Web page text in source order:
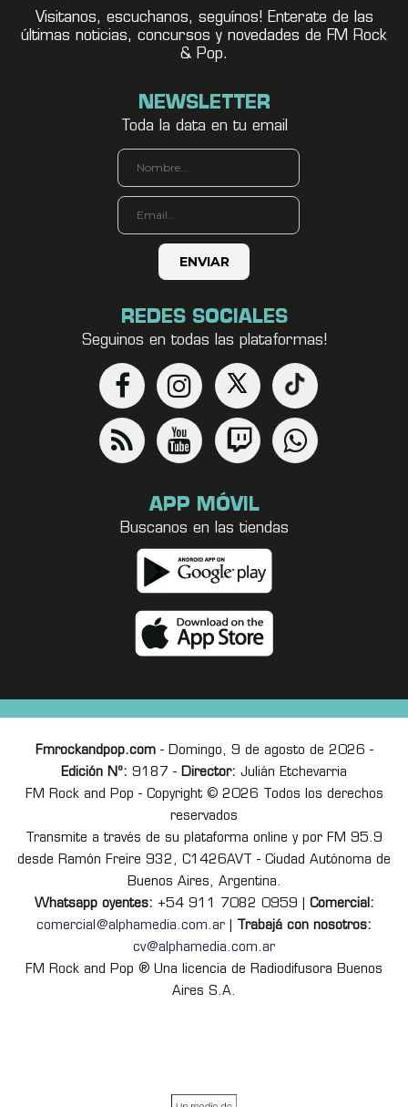
Visitanos, escuchanos, seguínos! Enterate de las
últimas noticias, concursos y novedades de FM Rock
& Pop.
NEWSLETTER
Toda la data en tu email
REDES SOCIALES
Seguinos en todas las plataformas!
APP MÓVIL
Buscanos en las tiendas
Fmrockandpop.com- Domingo, 9 de agosto de 2026 -
Edición Nº: 9187 - Director: Julián Etchevarria
FM Rock and Pop - Copyright © 2026 Todos los derechos
reservados
Transmite a través de su plataforma online y por FM 95.9
desde Ramón Freire 932, C1426AVT - Ciudad Autónoma de
Buenos Aires, Argentina.
Whatsapp oyentes: +54 911 7082 0959 | Comercial:
comercial@alphamedia.com.ar
Trabajá con nosotros:
cv@alphamedia.com.ar
FM Rock and Pop ® Una licencia de Radiodifusora Buenos
Aires S.A.